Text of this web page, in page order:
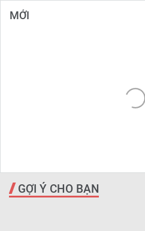
MỚI
GỢI Ý CHO BẠN